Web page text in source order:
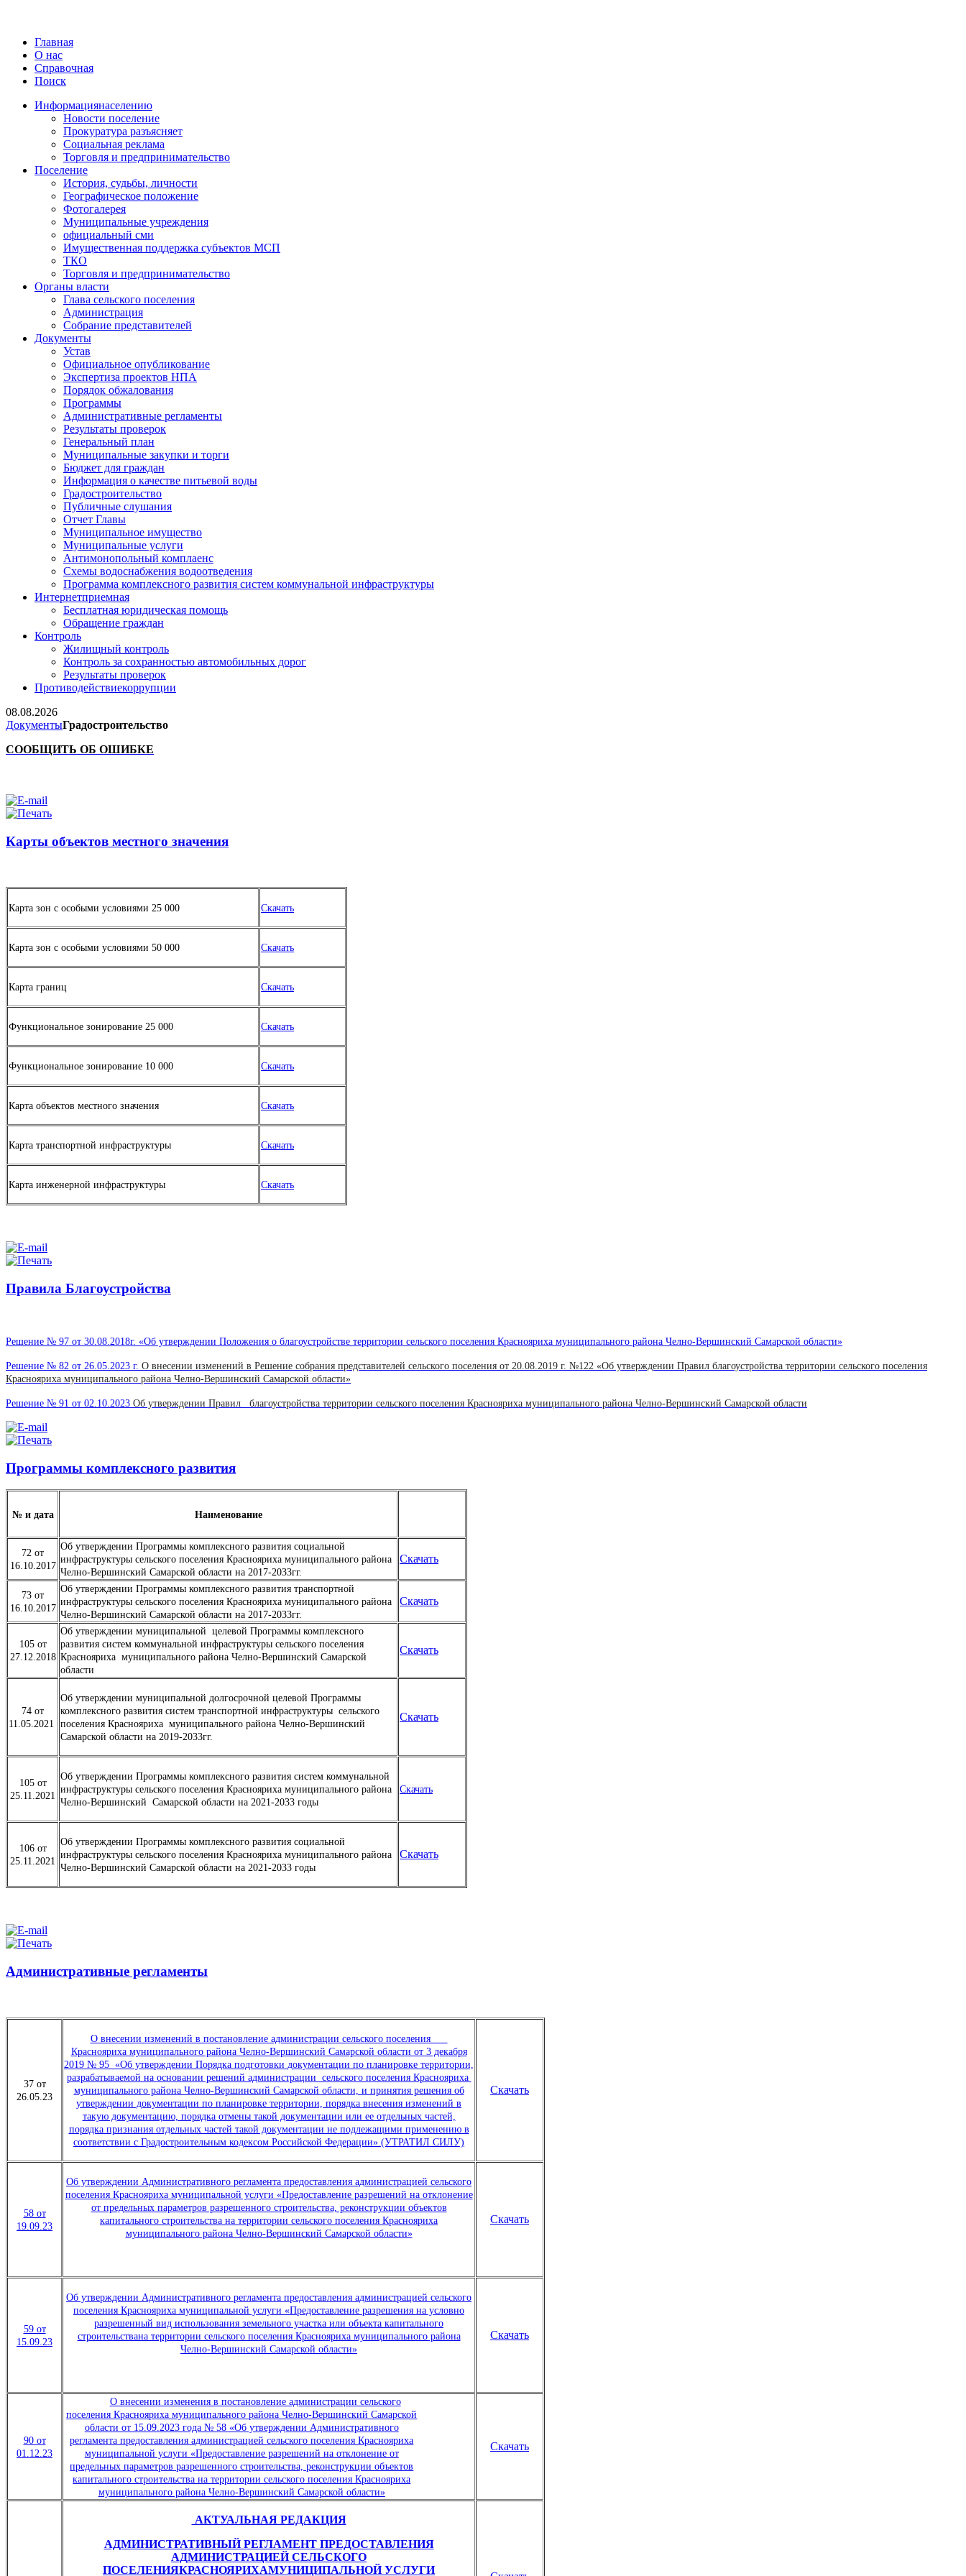
Главная
О нас
Справочная
Поиск
Информациянаселению
Новости поселение
Прокуратура разъясняет
Социальная реклама
Торговля и предпринимательство
Поселение
История, судьбы, личности
Географическое положение
Фотогалерея
Муниципальные учреждения
официальный сми
Имущественная поддержка субъектов МСП
ТКО
Торговля и предпринимательство
Органы власти
Глава сельского поселения
Администрация
Собрание представителей
Документы
Устав
Официальное опубликование
Экспертиза проектов НПА
Порядок обжалования
Программы
Административные регламенты
Результаты проверок
Генеральный план
Муниципальные закупки и торги
Бюджет для граждан
Информация о качестве питьевой воды
Градостроительство
Публичные слушания
Отчет Главы
Муниципальное имущество
Муниципальные услуги
Антимонопольный комплаенс
Схемы водоснабжения водоотведения
Программа комплексного развития систем коммунальной инфраструктуры
Интернетприемная
Бесплатная юридическая помощь
Обращение граждан
Контроль
Жилищный контроль
Контроль за сохранностью автомобильных дорог
Результаты проверок
Противодействиекоррупции
08.08.2026
ДокументыГрадостроительство
CООБЩИТЬ ОБ ОШИБКЕ
Карты объектов местного значения
Карта зон с особыми условиями 25 000 Скачать
Карта зон с особыми условиями 50 000 Скачать
Карта границ Скачать
Функциональное зонирование 25 000 Скачать
Функциональное зонирование 10 000 Скачать
Карта объектов местного значения Скачать
Карта транспортной инфраструктуры Скачать
Карта инженерной инфраструктуры Скачать
Правила Благоустройства
Решение № 97 от 30.08.2018г. «Об утверждении Положения о благоустройстве территории сельского поселения Краснояриха муниципального района Челно-Вершинский Самарской области»
Решение № 82 от 26.05.2023 г. О внесении изменений в Решение собрания представителей сельского поселения от 20.08.2019 г. №122 «Об утверждении Правил благоустройства территории сельского поселения
Краснояриха муниципального района Челно-Вершинский Самарской области»
Решение № 91 от 02.10.2023 Об утверждении Правил благоустройства территории сельского поселения Краснояриха муниципального района Челно-Вершинский Самарской области
Программы комплексного развития
№ и дата Наименование
72 от
16.10.2017
Об утверждении Программы комплексного развития социальной
инфраструктуры сельского поселения Краснояриха муниципального района
Челно-Вершинский Самарской области на 2017-2033гг.
Скачать
73 от
16.10.2017
Об утверждении Программы комплексного развития транспортной
инфраструктуры сельского поселения Краснояриха муниципального района
Челно-Вершинский Самарской области на 2017-2033гг.
Скачать
105 от
27.12.2018
Об утверждении муниципальной целевой Программы комплексного
развития систем коммунальной инфраструктуры сельского поселения
Краснояриха муниципального района Челно-Вершинский Самарской
области
Скачать
74 от
11.05.2021
Об утверждении муниципальной долгосрочной целевой Программы
комплексного развития систем транспортной инфраструктуры сельского
поселения Краснояриха муниципального района Челно-Вершинский
Самарской области на 2019-2033гг.
Скачать
105 от
25.11.2021
Об утверждении Программы комплексного развития систем коммунальной
инфраструктуры сельского поселения Краснояриха муниципального района
Челно-Вершинский Самарской области на 2021-2033 годы
Скачать
106 от
25.11.2021
Об утверждении Программы комплексного развития социальной
инфраструктуры сельского поселения Краснояриха муниципального района
Челно-Вершинский Самарской области на 2021-2033 годы
Скачать
Административные регламенты
37 от
26.05.23
О внесении изменений в постановление администрации сельского поселения
Краснояриха муниципального района Челно-Вершинский Самарской области от 3 декабря
2019 № 95 «Об утверждении Порядка подготовки документации по планировке территории,
разрабатываемой на основании решений администрации сельского поселения Краснояриха
муниципального района Челно-Вершинский Самарской области, и принятия решения об
утверждении документации по планировке территории, порядка внесения изменений в
такую документацию, порядка отмены такой документации или ее отдельных частей,
порядка признания отдельных частей такой документации не подлежащими применению в
соответствии с Градостроительным кодексом Российской Федерации» (УТРАТИЛ СИЛУ)
Скачать
58 от
19.09.23
Об утверждении Административного регламента предоставления администрацией сельского
поселения Краснояриха муниципальной услуги «Предоставление разрешений на отклонение
от предельных параметров разрешенного строительства, реконструкции объектов
капитального строительства на территории сельского поселения Краснояриха
муниципального района Челно-Вершинский Самарской области»
Скачать
59 от
15.09.23
Об утверждении Административного регламента предоставления администрацией сельского
поселения Краснояриха муниципальной услуги «Предоставление разрешения на условно
разрешенный вид использования земельного участка или объекта капитального
строительствана территории сельского поселения Краснояриха муниципального района
Челно-Вершинский Самарской области»
Скачать
90 от
01.12.23
О внесении изменения в постановление администрации сельского
поселения Краснояриха муниципального района Челно-Вершинский Самарской
области от 15.09.2023 года № 58 «Об утверждении Административного
регламента предоставления администрацией сельского поселения Краснояриха
муниципальной услуги «Предоставление разрешений на отклонение от
предельных параметров разрешенного строительства, реконструкции объектов
капитального строительства на территории сельского поселения Краснояриха
муниципального района Челно-Вершинский Самарской области»
Скачать
АКТУАЛЬНАЯ РЕДАКЦИЯ
АДМИНИСТРАТИВНЫЙ РЕГЛАМЕНТ ПРЕДОСТАВЛЕНИЯ
АДМИНИСТРАЦИЕЙСЕЛЬСКОГО
ПОСЕЛЕНИЯКРАСНОЯРИХАМУНИЦИПАЛЬНОЙ УСЛУГИ